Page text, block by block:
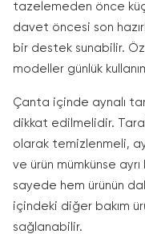
tazelemeden önce
davet öncesi son
bir destek sunabilir.
modeller günlük
Çanta içinde aynalı
dikkat edilmelidir.
olarak temizlenmeli,
ve ürün mümkünse
sayede hem ürünün
içindeki diğer bakım
sağlanabilir.